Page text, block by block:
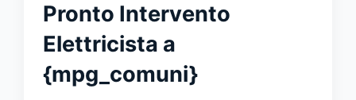
Pronto Intervento
Elettricista a
{mpg_comuni}